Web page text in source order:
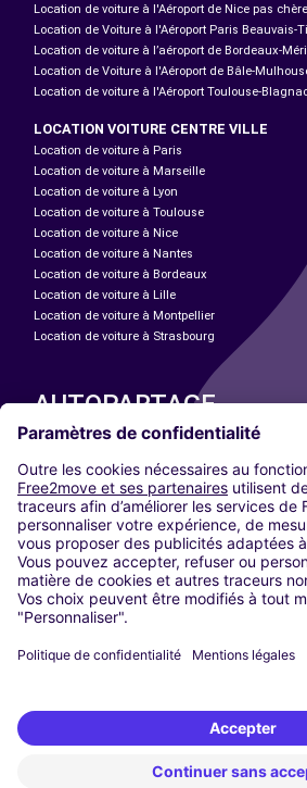
Location de voiture à l'Aéroport de Nice pas chère
Location de Voiture à l'Aéroport Paris Beauvais-
Location de voiture à l’aéroport de Bordeaux-
Location de Voiture à l'Aéroport de Bâle-
Location de voiture à l'Aéroport Toulouse-
LOCATION VOITURE CENTRE VILLE
Location de voiture à Paris
Location de voiture à Marseille
Location de voiture à Lyon
Location de voiture à Toulouse
Location de voiture à Nice
Location de voiture à Nantes
Location de voiture à Bordeaux
Location de voiture à Lille
Location de voiture à Montpellier
Location de voiture à Strasbourg
AUTOPARTAGE
Paris
Madrid
Washington DC
Milan
Rome
Turin
Vienne
Berlin
Düsseldorf